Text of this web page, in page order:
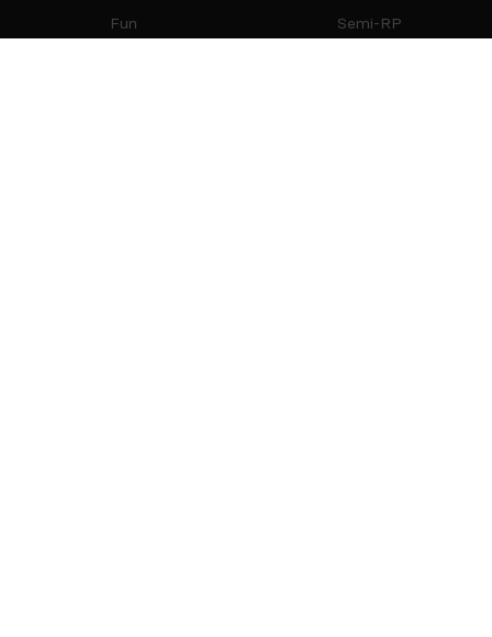
Fun
Semi-RP